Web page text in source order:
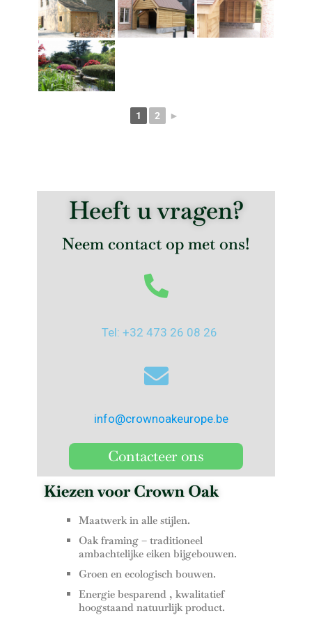
1 2 ►
Heeft u vragen?
Neem contact op met ons!
Tel: +32 473 26 08 26
info@crownoakeurope.be
Contacteer ons
Kiezen voor Crown Oak
Maatwerk in alle stijlen.
Oak framing – traditioneel
ambachtelijke eiken bijgebouwen.
Groen en ecologisch bouwen.
Energie besparend , kwalitatief
hoogstaand natuurlijk product.